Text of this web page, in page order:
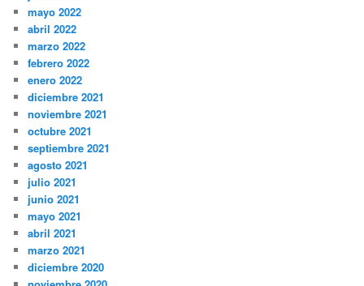
mayo 2022
abril 2022
marzo 2022
febrero 2022
enero 2022
diciembre 2021
noviembre 2021
octubre 2021
septiembre 2021
agosto 2021
julio 2021
junio 2021
mayo 2021
abril 2021
marzo 2021
diciembre 2020